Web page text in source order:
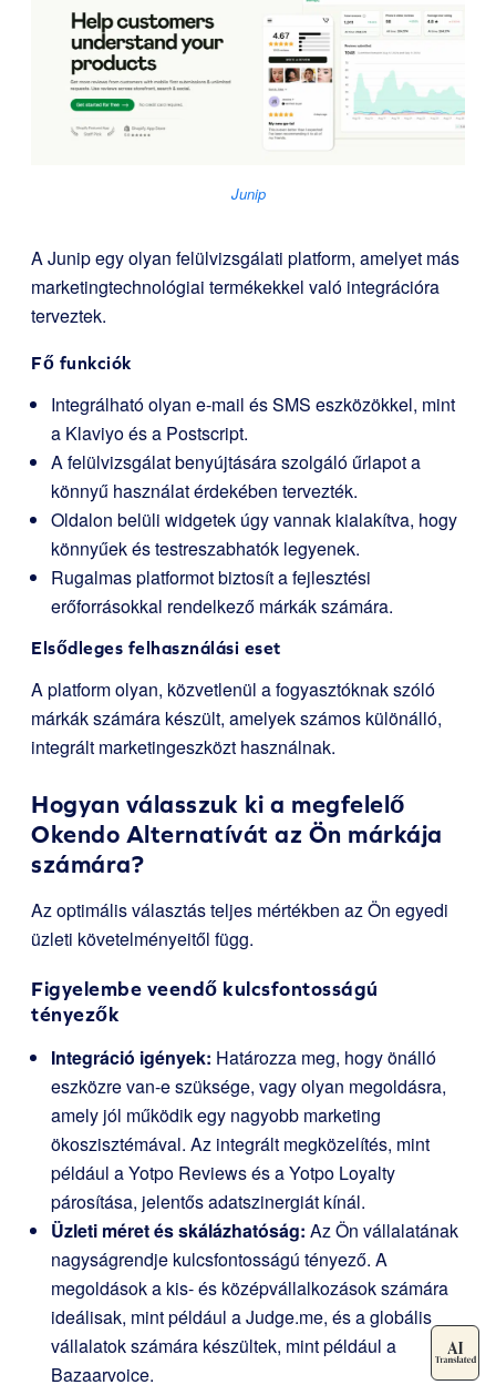
Junip
A Junip egy olyan felülvizsgálati platform, amelyet más
marketingtechnológiai termékekkel való integrációra
terveztek.
Fő funkciók
Integrálható olyan e-mail és SMS eszközökkel, mint
a Klaviyo és a Postscript.
A felülvizsgálat benyújtására szolgáló űrlapot a
könnyű használat érdekében tervezték.
Oldalon belüli widgetek úgy vannak kialakítva, hogy
könnyűek és testreszabhatók legyenek.
Rugalmas platformot biztosít a fejlesztési
erőforrásokkal rendelkező márkák számára.
Elsődleges felhasználási eset
A platform olyan, közvetlenül a fogyasztóknak szóló
márkák számára készült, amelyek számos különálló,
integrált marketingeszközt használnak.
Hogyan válasszuk ki a megfelelő
Okendo Alternatívát az Ön márkája
számára?
Az optimális választás teljes mértékben az Ön egyedi
üzleti követelményeitől függ.
Figyelembe veendő kulcsfontosságú
tényezők
Integráció igények: Határozza meg, hogy önálló
eszközre van-e szüksége, vagy olyan megoldásra,
amely jól működik egy nagyobb marketing
ökoszisztémával. Az integrált megközelítés, mint
például a Yotpo Reviews és a Yotpo Loyalty
párosítása, jelentős adatszinergiát kínál.
Üzleti méret és skálázhatóság: Az Ön vállalatának
nagyságrendje kulcsfontosságú tényező. A
megoldások a kis- és középvállalkozások számára
ideálisak, mint például a Judge.me, és a globális
vállalatok számára készültek, mint például a
Bazaarvoice.